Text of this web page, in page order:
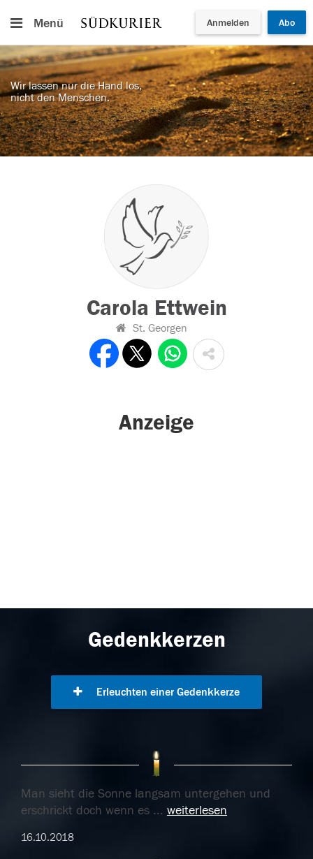
Menü Anmelden Abo
Wir lassen nur die Hand los,
nicht den Menschen.
Carola Ettwein
St. Georgen
Anzeige
Gedenkkerzen
Erleuchten einer Gedenkkerze
Man sieht die Sonne langsam untergehen und
erschrickt doch wenn es ... weiterlesen
16.10.2018